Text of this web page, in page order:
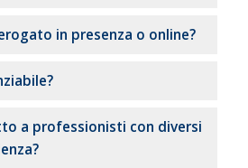
in presenza o online?
a professionisti con diversi